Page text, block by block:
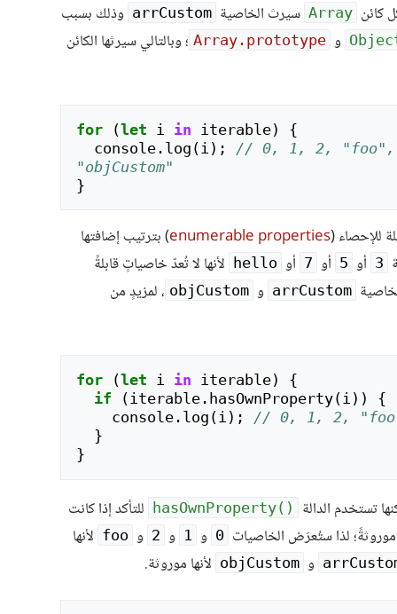
كائن Array سيرث الخاصية arrCustom وذلك بسبب
و Array.prototype ؛ وبالتالي سيرثها الكائن
for (let i in iterable)
{
console. log ( i );
// 0, 1, 2, "foo",
"objCustom"
}
للإحصاء (enumerable properties) بترتيب إضافتها
3 أو 5 أو 7 أو hello
لأنها لا تُعدّ خاصياتٍ قابلةً
arrCustom و objCustom ، لمزيدٍ من
for (let i in iterable)
{
if
(iterable. hasOwnProperty(i ))
{
console. log (i );
// 0, 1, 2,
}
}
تستخدم الدالة hasOwnProperty()‎ للتأكد إذا كانت
لذا ستُعرَض الخاصيات 0 و 1 و 2 و foo لأنها
و objCustom لأنها موروثة.